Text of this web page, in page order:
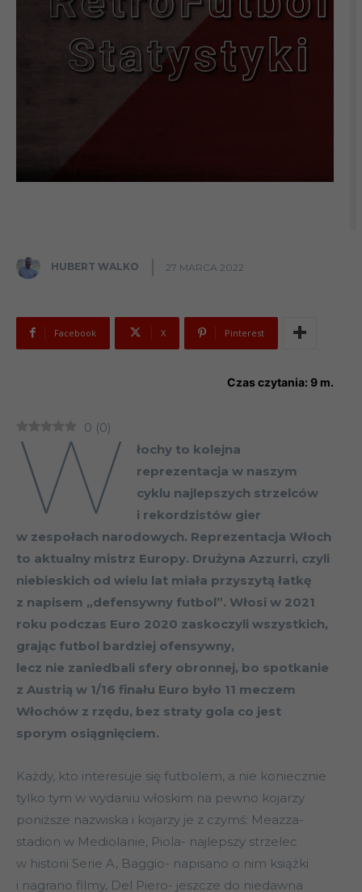
HUBERT WALKO 27 MARCA 2022
Facebook X Pinterest
Czas czytania: 9 m.
0 (0)
W
łochy to kolejna
reprezentacja w naszym
cyklu najlepszych strzelców
i rekordzistów gier
w zespołach narodowych. Reprezentacja Włoch
to aktualny mistrz Europy. Drużyna Azzurri, czyli
niebieskich od wielu lat miała przyszytą łatkę
z napisem „defensywny futbol”. Włosi w 2021
roku podczas Euro 2020 zaskoczyli wszystkich,
grając futbol bardziej ofensywny,
lecz nie zaniedbali sfery obronnej, bo spotkanie
z Austrią w 1/16 finału Euro było 11 meczem
Włochów z rzędu, bez straty gola co jest
sporym osiągnięciem.
Każdy, kto interesuje się futbolem, a nie koniecznie
tylko tym w wydaniu włoskim na pewno kojarzy
poniższe nazwiska i kojarzy je z czymś: Meazza-
stadion w Mediolanie, Piola- najlepszy strzelec
w historii Serie A, Baggio- napisano o nim książki
i nagrano filmy, Del Piero- jeszcze do niedawna